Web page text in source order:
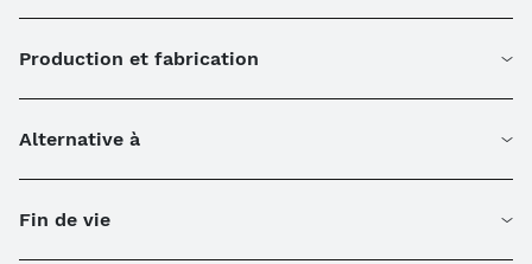
Production et fabrication
Alternative à
Fin de vie